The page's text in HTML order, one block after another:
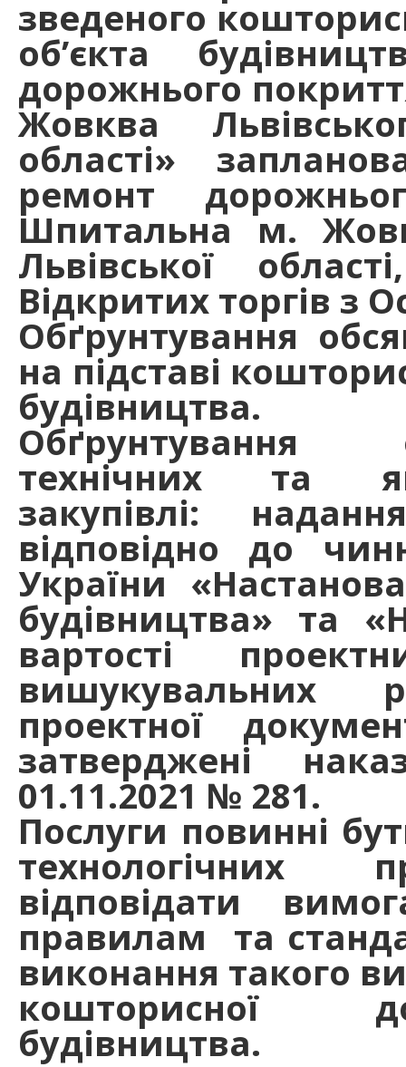
зведеного
об’єкта
дорожнього
Жовква
області»
ремонт
Шпитальна м.
Львівської
Відкритих торгів з
Обґрунтування
на підставі
будівництва.
Обґрунтування
технічних та
закупівлі:
відповідно до
України
будівництва» та
вартості
вишукувальних
проектної
затверджені
01.11.2021 № 281.
Послуги повинні
технологічних
відповідати
правилам та
виконання такого
кошторисної
будівництва.